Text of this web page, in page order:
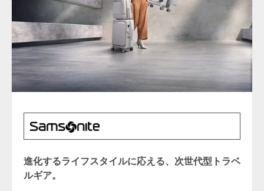
進化するライフスタイルに応える、次世代型トラベ
ルギア。